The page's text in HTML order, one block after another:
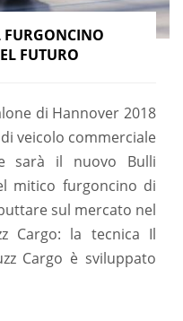
FURGONCINO
FUTURO
di Hannover 2018
di veicolo commerciale
sarà il nuovo Bulli
mitico furgoncino di
sul mercato nel
Cargo: la tecnica Il
Cargo è sviluppato